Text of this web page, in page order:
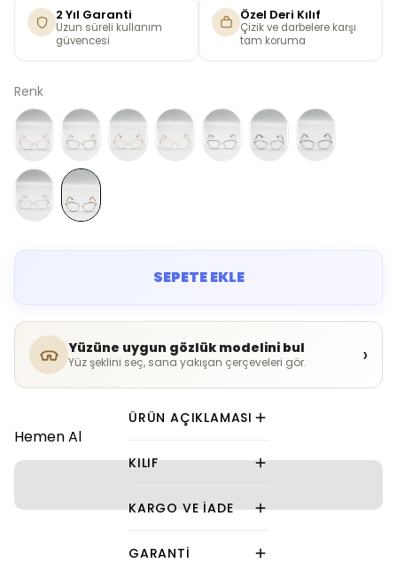
2 Yıl Garanti
Uzun süreli kullanım
güvencesi
Özel Deri Kılıf
Çizik ve darbelere karşı
tam koruma
Renk
SEPETE EKLE
Yüzüne uygun gözlük modelini bul
Yüz şeklini seç, sana yakışan çerçeveleri gör. ›
Hemen Al
ÜRÜN AÇIKLAMASI
KILIF
KARGO VE İADE
GARANTI